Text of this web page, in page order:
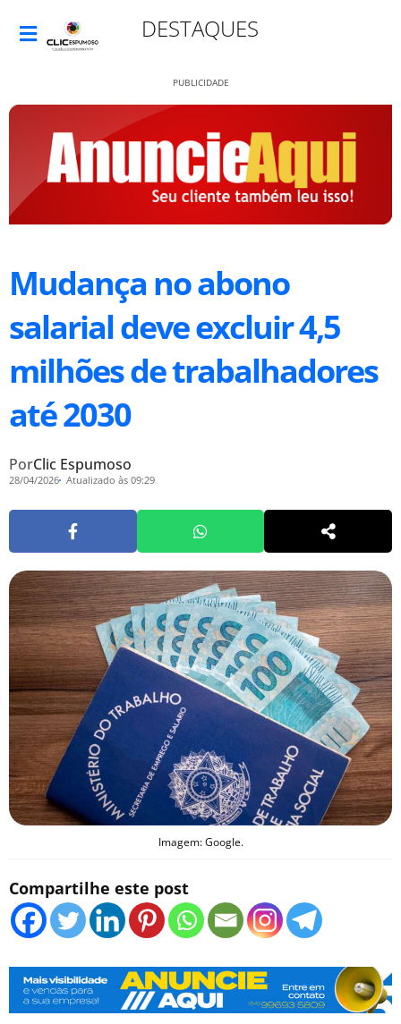
DESTAQUES
PUBLICIDADE
Mudança no abono
salarial deve excluir 4,5
milhões de trabalhadores
até 2030
PorClic Espumoso
28/04/2026 Atualizado às 09:29
Imagem: Google.
Compartilhe este post